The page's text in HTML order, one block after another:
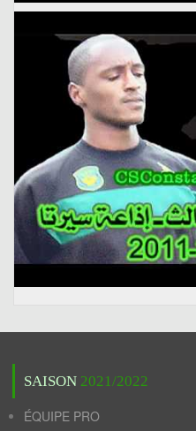
SAISON 2021/2022
ÉQUIPE PRO